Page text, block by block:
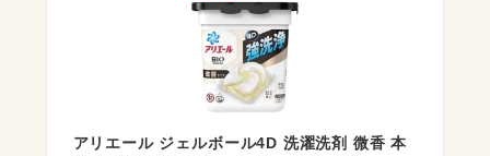
アリエール ジェルボール4D 洗濯洗剤 微香 本